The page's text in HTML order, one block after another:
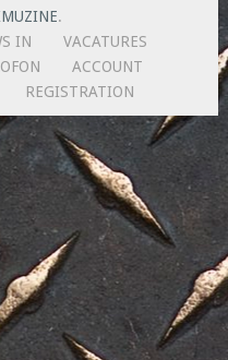
.
IN
VACATURES
ACCOUNT
REGISTRATION